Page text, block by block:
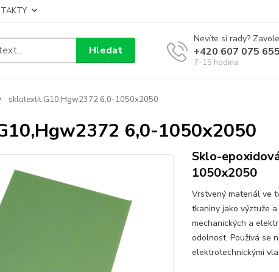
Hledat
Nevíte si rady?
+420 607 075 655
7-15 hodina
sklotextit G10,Hgw2372 6,0-1050x2050
6,0-1050x2050
Sklo-
1050x2050
Vrstvený materiál ve
tkaniny jako výztuže
mechanických a
odolnost. Používá se
elektrotechnickými